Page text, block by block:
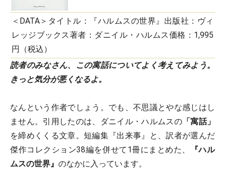
＜DATA＞タイトル：『ハルムスの世界』出版社：ヴィ
レッジブックス著者：ダニイル・ハルムス価格：1,995
円（税込）
読者のみなさん、この寓話についてよく考えてみよう。
きっと気分が悪くなるよ。
なんという作者でしょう。でも、不思議とやな感じはし
ません。引用したのは、ダニイル・ハルムスの 「寓話」
を締めくくる文章。短編集『出来事』と、訳者が選んだ
傑作コレクション38編を併せて1冊にまとめた、
『ハル
ムスの世界』 のなかに入っています。